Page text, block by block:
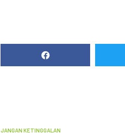
JANGAN KETINGGALAN